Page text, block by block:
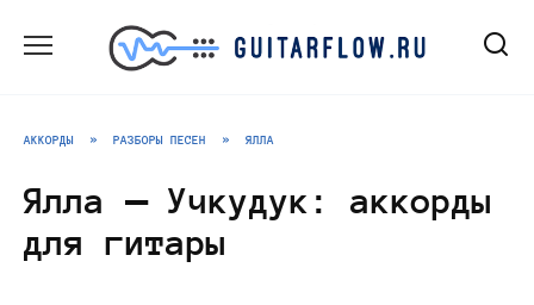
АККОРДЫ » РАЗБОРЫ ПЕСЕН » ЯЛЛА
Ялла — Учкудук: аккорды
для гитары